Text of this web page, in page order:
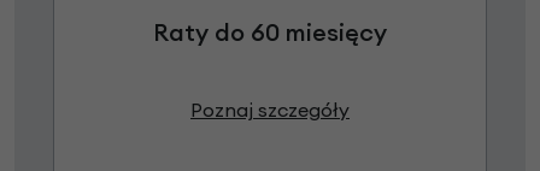
Raty do 60 miesięcy
Poznaj szczegóły